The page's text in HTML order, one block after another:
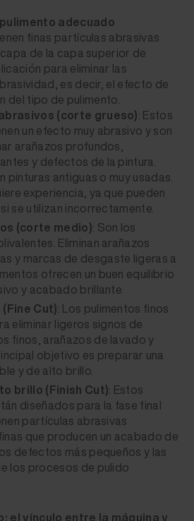
adecuado
finas partículas abrasivas
de la capa superior de
para eliminar las
es decir, el efecto de
del tipo de pulimento.
(corte grueso): Estos
un efecto muy abrasivo y son
arañazos profundos,
y defectos de la pintura.
pinturas antiguas o muy usadas.
experiencia, ya que pueden
se utilizan incorrectamente.
(corte medio): Son los
Eliminan arañazos
y marcas de desgaste ligeras a
ofrecen un buen equilibrio
y acabado brillante.
Cut): Los pulimentos finos
eliminar ligeros signos de
finos, arañazos de lavado y
objetivo es preparar una
y de alto brillo.
brillo (Finish Cut): Estos
diseñados para la fase final
partículas abrasivas
que producen un acabado de
defectos más pequeños y las
los procesos de pulido
el vínculo entre la máquina y